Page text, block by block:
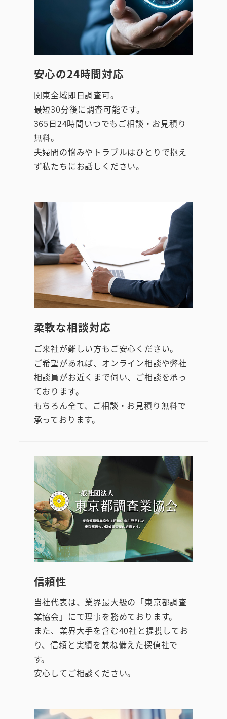
安心の24時間対応
関東全域即日調査可。
最短30分後に調査可能です。
365日24時間いつでもご相談・お見積り
無料。
夫婦間の悩みやトラブルはひとりで抱え
ず私たちにお話しください。
柔軟な相談対応
ご来社が難しい方もご安心ください。
ご希望があれば、オンライン相談や弊社
相談員がお近くまで伺い、ご相談を承っ
ております。
もちろん全て、ご相談・お見積り無料で
承っております。
信頼性
当社代表は、業界最大級の「東京都調査
業協会」にて理事を務めております。
また、業界大手を含む40社と提携してお
り、信頼と実績を兼ね備えた探偵社で
す。
安心してご相談ください。